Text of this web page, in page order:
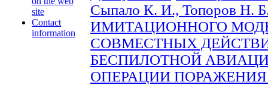
site
Contact
information
Сыпало К. И., Топоров
ИМИТАЦИОННОГО
СОВМЕСТНЫХ
БЕСПИЛОТНОЙ
ОПЕРАЦИИ